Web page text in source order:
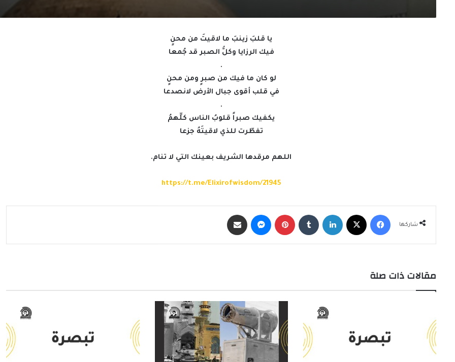
يا قلبَ زينبَ ما لاقيتَ من محنٍ
فيك الرزايا وكلُّ الصبر قد جُمعا
.
لو كان ما فيك من صبرٍ ومن محنٍ
في قلب أقوى جبال الأرض لانصدعا
.
يكفيك صبراً قلوبُ الناس كلِّهمُ
تفطّرت للذي لاقيتَهُ جزعا
اللهم مرقدها الشريف بعينك التي لا تنام.
https://t.me/Elixirofwisdom/21945
شاركها
مقالات ذات صلة